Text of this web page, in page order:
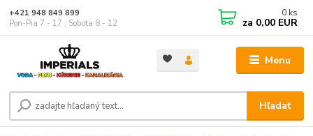
Menu
Hľadať
+421 948 849 899
Pon-Pia 7 - 17 ; Sobota 8 - 12
0 ks
za 0,00 EUR